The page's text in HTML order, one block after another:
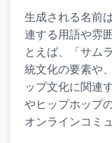
生成される名前
連する用語や雰
とえば、「サム
統文化の要素や
ップ文化に関連
やヒップホップ
オンラインコミ